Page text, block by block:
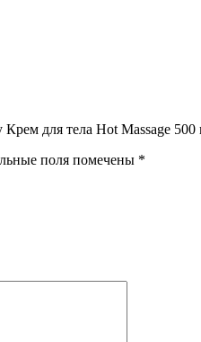
для тела Hot Massage
поля помечены *